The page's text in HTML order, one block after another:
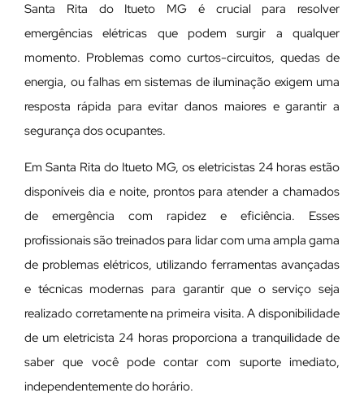
Santa Rita do Itueto MG é crucial para resolver
emergências elétricas que podem surgir a qualquer
momento. Problemas como curtos-circuitos, quedas de
energia, ou falhas em sistemas de iluminação exigem uma
resposta rápida para evitar danos maiores e garantir a
segurança dos ocupantes.
Em Santa Rita do Itueto MG, os eletricistas 24 horas estão
disponíveis dia e noite, prontos para atender a chamados
de emergência com rapidez e eficiência. Esses
profissionais são treinados para lidar com uma ampla gama
de problemas elétricos, utilizando ferramentas avançadas
e técnicas modernas para garantir que o serviço seja
realizado corretamente na primeira visita. A disponibilidade
de um eletricista 24 horas proporciona a tranquilidade de
saber que você pode contar com suporte imediato,
independentemente do horário.